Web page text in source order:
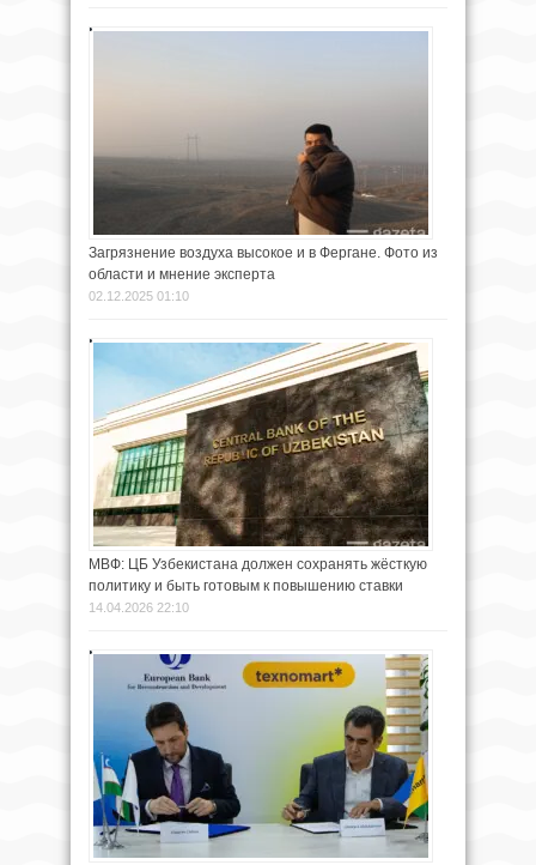
Загрязнение воздуха высокое и в Фергане. Фото из
области и мнение эксперта
02.12.2025 01:10
МВФ: ЦБ Узбекистана должен сохранять жёсткую
политику и быть готовым к повышению ставки
14.04.2026 22:10